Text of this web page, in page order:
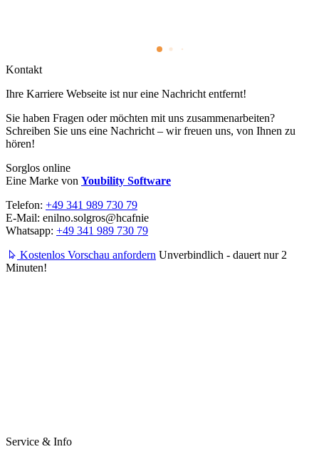
Kontakt
Ihre Karriere Webseite ist nur eine Nachricht entfernt!
Sie haben Fragen oder möchten mit uns zusammenarbeiten?
Schreiben Sie uns eine Nachricht – wir freuen uns, von Ihnen zu
hören!
Sorglos online
Eine Marke von Youbility Software
Telefon: +49 341 989 730 79
E-Mail: enilno.solgros@hcafnie
Whatsapp: +49 341 989 730 79
Kostenlos Vorschau anfordern Unverbindlich - dauert nur 2
Minuten!
Service & Info